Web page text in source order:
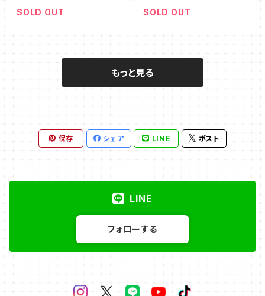
SOLD OUT
SOLD OUT
もっと見る
保存 シェア LINE ポスト
LINE
フォローする